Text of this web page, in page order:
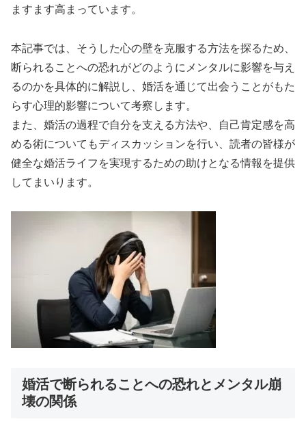
ますます高まっています。
本記事では、そうした心の壁を克服する方法を探るため、
断られることへの恐れがどのようにメンタルに影響を与え
るのかを具体的に解説し、婚活を通じて出会うことがもた
らす心理的影響について考察します。
また、婚活の過程で自分を支える方法や、自己肯定感を高
める術についてもディスカッションを行い、読者の皆様が
健全な婚活ライフを実現するための助けとなる情報を提供
してまいります。
婚活で断られることへの恐れとメンタル崩
壊の関係